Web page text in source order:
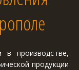
производстве,
продукции